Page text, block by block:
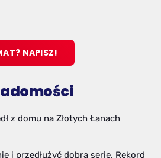
NAPISZ!
z domu na Złotych Łanach
i przedłużyć dobrą serię. Rekord